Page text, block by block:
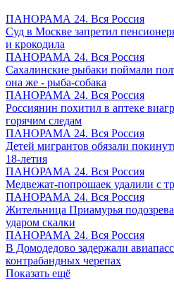
ПАНОРАМА 24. Вся Россия
Суд в Москве запретил
и крокодила
ПАНОРАМА 24. Вся Россия
Сахалинские рыбаки поймали
она же - рыба-собака
ПАНОРАМА 24. Вся Россия
Россиянин похитил в аптеке
горячим следам
ПАНОРАМА 24. Вся Россия
Детей мигрантов обязали
18-летия
ПАНОРАМА 24. Вся Россия
Медвежат-попрошаек удалили с
ПАНОРАМА 24. Вся Россия
Жительница Приамурья
ударом скалки
ПАНОРАМА 24. Вся Россия
В Домодедово задержали
контрабандных черепах
Показать ещё